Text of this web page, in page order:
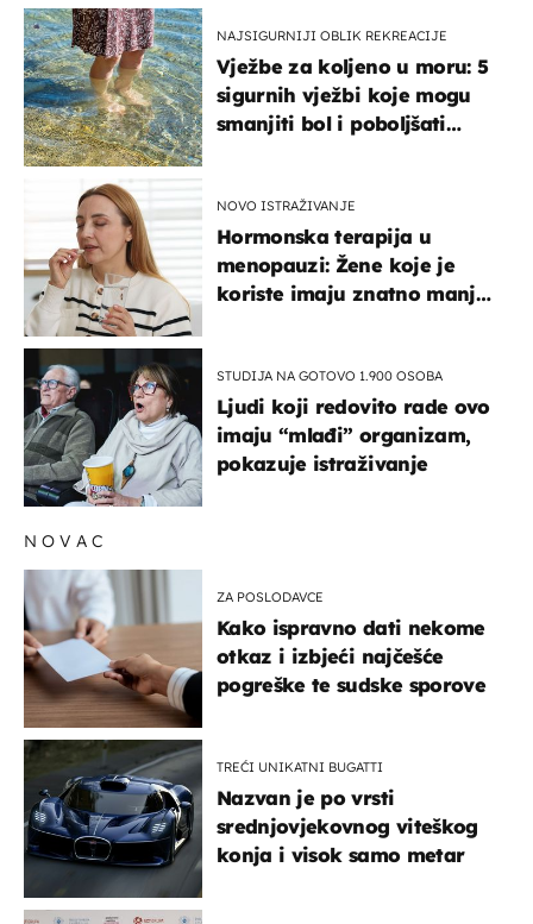
NAJSIGURNIJI OBLIK REKREACIJE
Vježbe za koljeno u moru: 5
sigurnih vježbi koje mogu
smanjiti bol i poboljšati
NOVO ISTRAŽIVANJE
Hormonska terapija u
menopauzi: Žene koje je
koriste imaju znatno manji
STUDIJA NA GOTOVO 1.900 OSOBA
Ljudi koji redovito rade ovo
imaju “mlađi” organizam,
pokazuje istraživanje
NOVAC
ZA POSLODAVCE
Kako ispravno dati nekome
otkaz i izbjeći najčešće
pogreške te sudske sporove
TREĆI UNIKATNI BUGATTI
Nazvan je po vrsti
srednjovjekovnog viteškog
konja i visok samo metar